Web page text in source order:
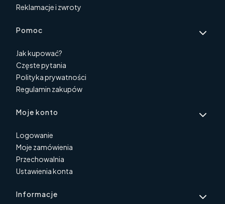
Reklamacje i zwroty
Pomoc
Jak kupować?
Częste pytania
Polityka prywatności
Regulamin zakupów
Moje konto
Logowanie
Moje zamówienia
Przechowalnia
Ustawienia konta
Informacje